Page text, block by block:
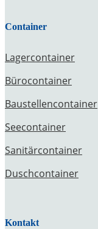
Container
Lagercontainer
Bürocontainer
Baustellencontainer
Seecontainer
Sanitärcontainer
Duschcontainer
Kontakt